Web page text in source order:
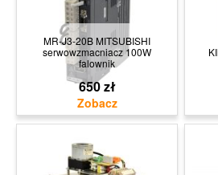
MR-J3-20B MITSUBISHI
serwowzmacniacz 100W
falownik
650 zł